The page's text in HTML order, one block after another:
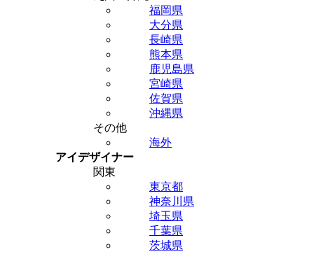
福岡県
大分県
長崎県
熊本県
鹿児島県
宮崎県
佐賀県
沖縄県
その他
海外
アイデザイナー
関東
東京都
神奈川県
埼玉県
千葉県
茨城県